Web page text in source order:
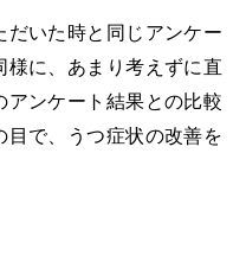
いた時と同じアンケー
様に、あまり考えずに直
ンケート結果との比較
目で、うつ症状の改善を